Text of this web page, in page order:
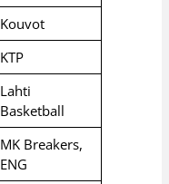
Kouvot
KTP
Lahti
Basketball
MK Breakers,
ENG